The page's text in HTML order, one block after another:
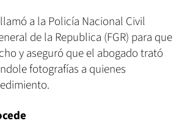
a la Policía Nacional Civil
de la Republica (FGR) para que
y aseguró que el abogado trató
fotografías a quienes